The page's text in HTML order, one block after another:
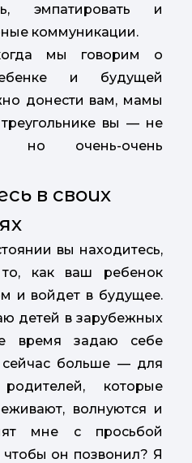
эмпатировать и
коммуникации.
мы говорим о
и будущей
донести вам, мамы
вы — не
но очень-очень
в своих
вы находитесь,
как ваш ребенок
и войдет в будущее.
детей в зарубежных
время задаю себе
сейчас больше — для
которые
волнуются и
мне с просьбой
он позвонил? Я